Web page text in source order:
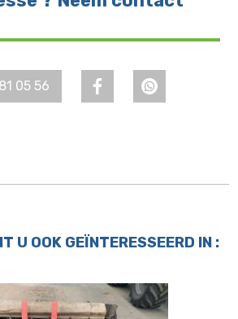
05 56
U OOK GEÏNTERESSEERD IN :